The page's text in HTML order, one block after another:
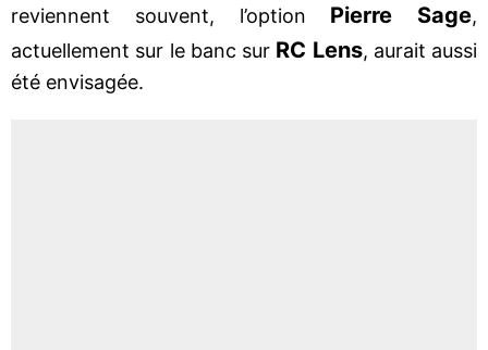
reviennent souvent, l’option Pierre Sage,
actuellement sur le banc sur RC Lens, aurait aussi
été envisagée.